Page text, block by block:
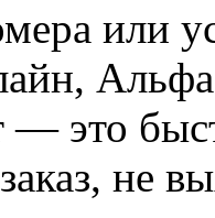
или
— это
не